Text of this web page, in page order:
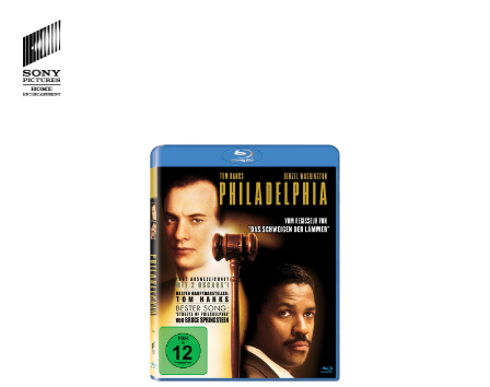
Bildergalerie überspringen